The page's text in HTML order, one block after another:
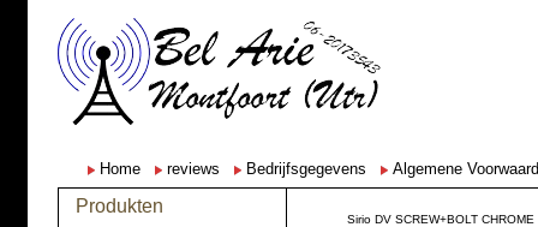
Home reviews Bedrijfsgegevens Algemene
Produkten
Sirio DV SCREW+BOLT